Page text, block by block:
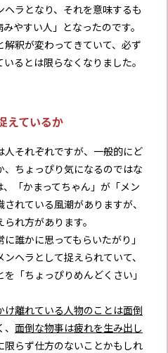
ラとなり、それを意味するも
やすい人」となったのです。
釈が変わってきていて、必ず
るとは限らなくなりました。
えているか
人それぞれですが、一般的にど
ちょっぴり気になるのではな
「かまってちゃん」が「メン
れている風潮がありますが、
れ方があります。
誰かに思ってもらいたがり」
ヘラとして捉えられていて、
「ちょっぴりめんどくさい」
け離れている人物のことは面倒
面倒な物事は疲れを生み出し
限らず仕方のないことかもしれ